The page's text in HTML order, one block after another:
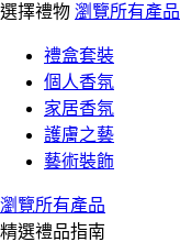
選擇禮物 瀏覽所有產品
禮盒套裝
個人香氛
家居香氛
護膚之藝
藝術裝飾
瀏覽所有產品
精選禮品指南